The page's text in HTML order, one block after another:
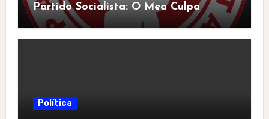
Partido Socialista: O Mea Culpa
Política